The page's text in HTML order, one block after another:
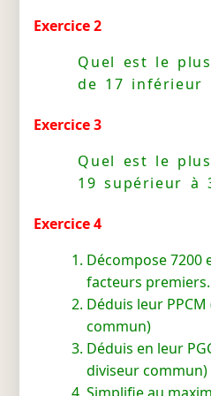
Exercice 2
Quel est le
de 17 inférieur
Exercice 3
Quel est le
19 supérieur à
Exercice 4
Décompose 7200
facteurs premiers.
Déduis leur
commun)
Déduis en leur
diviseur commun)